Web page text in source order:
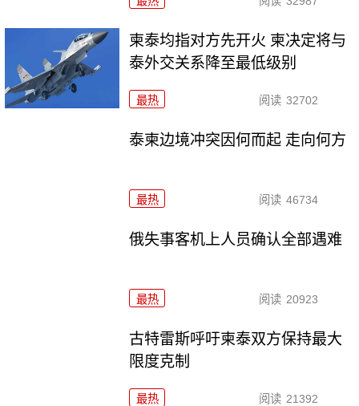
柬泰均指对方先开火 柬决定将与
泰外交关系降至最低级别
最热 阅读 32702
泰柬边境冲突因何而起 走向何方
最热 阅读 46734
俄失事客机上人员确认全部遇难
最热 阅读 20923
古特雷斯呼吁柬泰双方保持最大
限度克制
最热 阅读 21392